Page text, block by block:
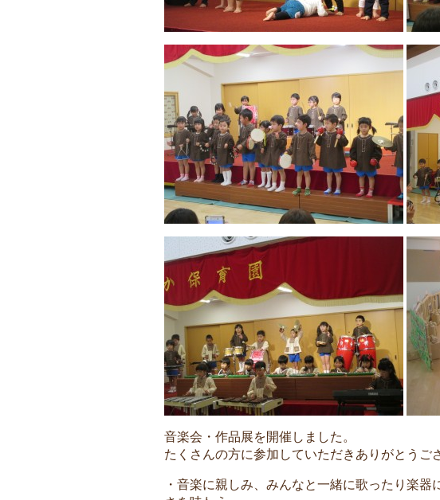
音楽会・作品展を開催しました。
たくさんの方に参加していただきありがとうご
・音楽に親しみ、みんなと一緒に歌ったり楽